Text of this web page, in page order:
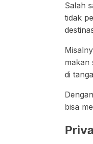
Salah
tidak
makan
di
bisa